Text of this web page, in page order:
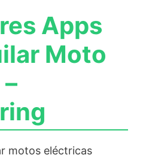
Apps
Moto
motos eléctricas